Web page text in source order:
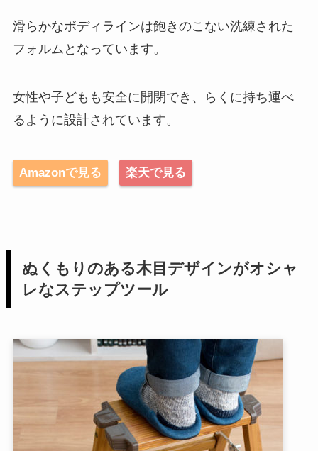
滑らかなボディラインは飽きのこない洗練された
フォルムとなっています。
女性や子どもも安全に開閉でき、らくに持ち運べ
るように設計されています。
Amazonで見る 楽天で見る
ぬくもりのある木目デザインがオシャ
レなステップツール